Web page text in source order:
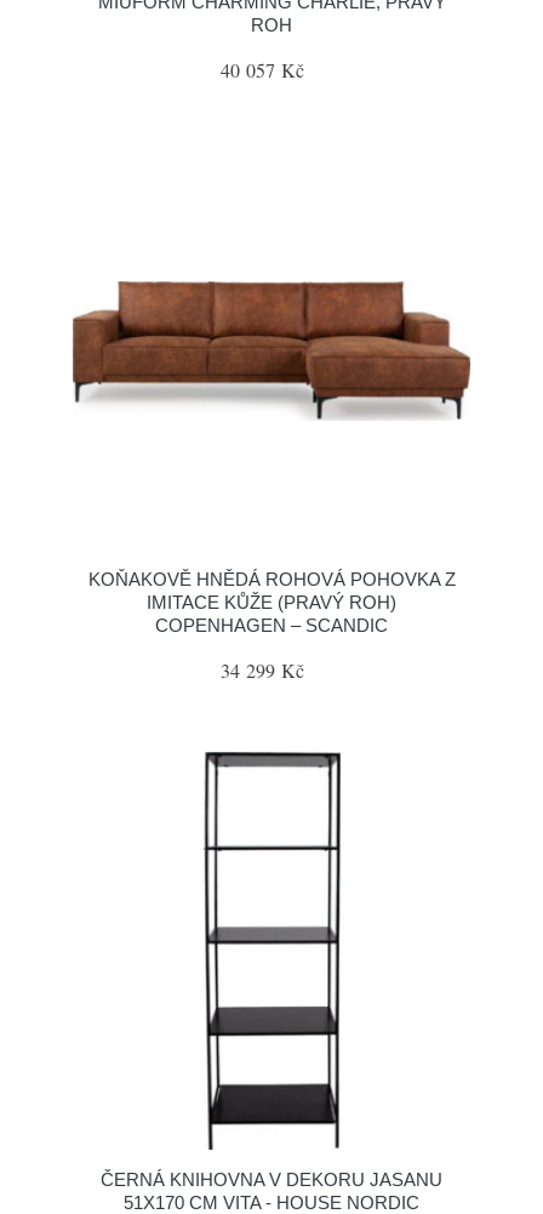
ROH
40 057 Kč
KOŇAKOVĚ HNĚDÁ ROHOVÁ POHOVKA Z
IMITACE KŮŽE (PRAVÝ ROH)
COPENHAGEN – SCANDIC
34 299 Kč
ČERNÁ KNIHOVNA V DEKORU JASANU
51X170 CM VITA - HOUSE NORDIC